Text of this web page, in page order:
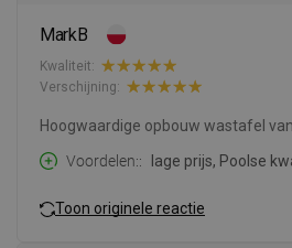
MarkB
Kwaliteit:
Verschijning:
Hoogwaardige opbouw wastafel
Voordelen:
lage prijs, Poolse
Toon originele reactie